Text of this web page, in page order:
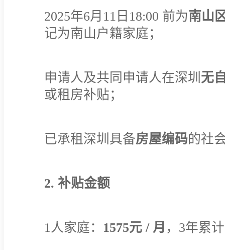
2025年6月11日18:00 前为南山
记为南山户籍家庭；
申请人及共同申请人在深圳 无
或租房补贴；
已承租深圳具备房屋编码的社
2. 补贴金额
1人家庭： 1575元 / 月 ，3年累